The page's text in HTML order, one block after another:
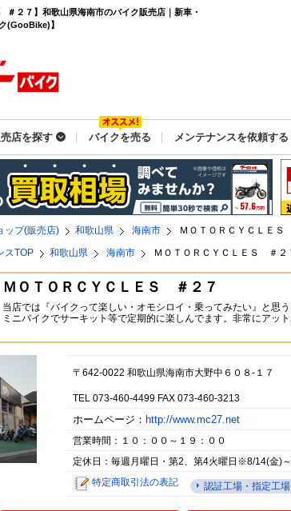
＃２７】和歌山県海南市のバイク販売店｜新車・
(GooBike)】
店を探す バイクを売る メンテナンスを依頼する
ップ(販売店) 和歌山県 海南市
ＭＯＴＯＲＣＹＣＬＥＳ
スTOP 和歌山県 海南市 ＭＯＴＯＲＣＹＣＬＥＳ ＃２
ＭＯＴＯＲＣＹＣＬＥＳ ＃２７
当店では『バイクって楽しい・オモシロイ・乗ってみたい』と思
ミニバイクでサーキット等で定期的に楽しんでます。非常にアッ
〒642-0022 和歌山県海南市大野中６０８-１７
TEL 073-460-4499 FAX 073-460-3213
ホームページ： http://www.mc27.net
営業時間：１０：００～１９：００
定休日：毎週月曜日・第2、第4火曜日※8/14(金)
特定商取引法の表記
認証工場・指定工